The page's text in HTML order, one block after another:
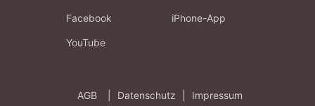
Facebook
YouTube
iPhone-App
AGB Datenschutz Impressum